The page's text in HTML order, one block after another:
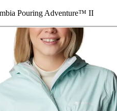
Pouring Adventure™ II